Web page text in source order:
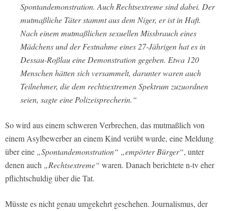
Spontandemonstration. Auch Rechtsextreme sind dabei. Der
mutmaßliche Täter stammt aus dem Niger, er ist in Haft.
Nach einem mutmaßlichen sexuellen Missbrauch eines
Mädchens und der Festnahme eines 27-Jährigen hat es in
Dessau-Roßlau eine Demonstration gegeben. Etwa 120
Menschen hätten sich versammelt, darunter waren auch
Teilnehmer, die dem rechtsextremen Spektrum zuzuordnen
seien, sagte eine Polizeisprecherin.“
So wird aus einem schweren Verbrechen, das mutmaßlich von
einem Asylbewerber an einem Kind verübt wurde, eine Meldung
über eine „Spontandemonstration“ „empörter Bürger“, unter
denen auch „Rechtsextreme“ waren. Danach berichtete n-tv eher
pflichtschuldig über die Tat.
Müsste es nicht genau umgekehrt geschehen. Journalismus, der